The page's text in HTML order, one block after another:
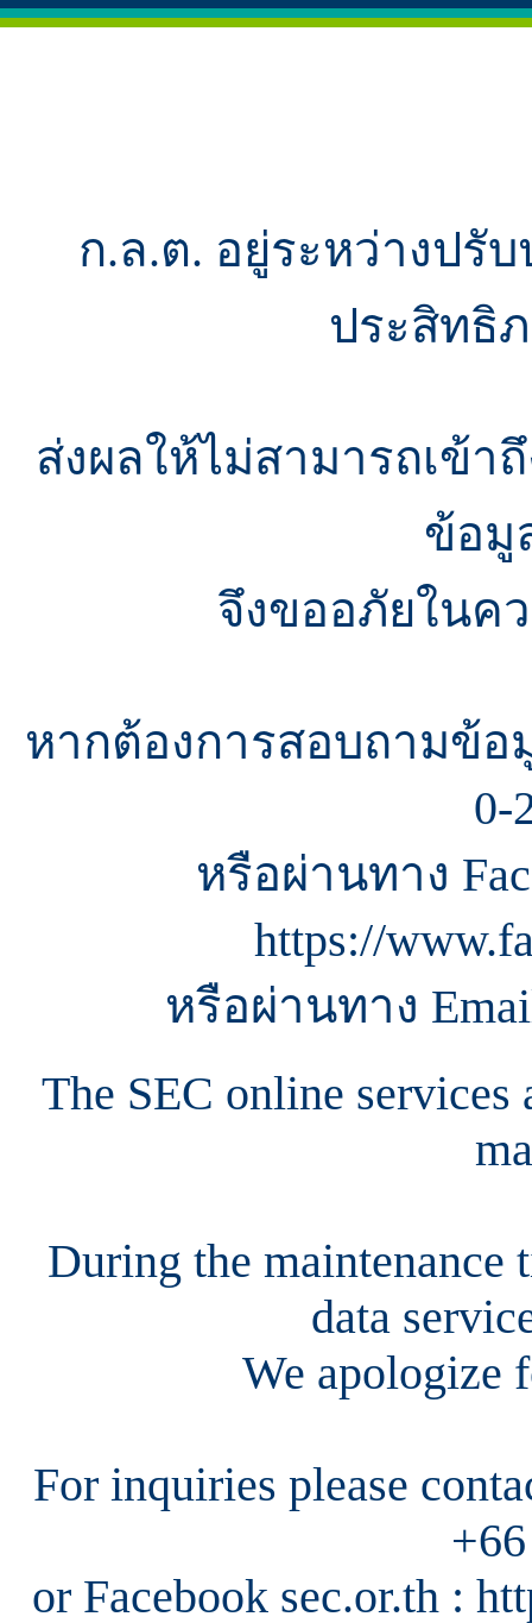
ก.ล.ต. อยู่ระหว่างปรั
ประสิทธิ
ส่งผลให้ไม่สามารถเข้า
ข้อมู
จึงขออภัยในค
หากต้องการสอบถามข้อ
0-
หรือผ่านทาง
https://
หรือผ่านทาง
The SEC online
During the maintenance
data
We apologize
For inquiries please
or Facebook sec.or.th :